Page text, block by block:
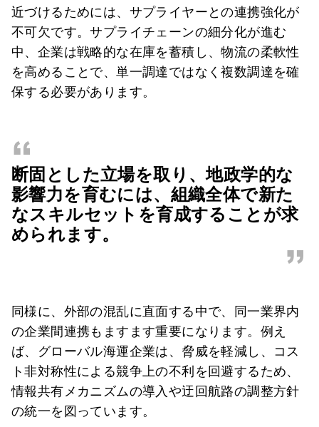
近づけるためには、サプライヤーとの連携強化が
不可欠です。サプライチェーンの細分化が進む
中、企業は戦略的な在庫を蓄積し、物流の柔軟性
を高めることで、単一調達ではなく複数調達を確
保する必要があります。
“
断固とした立場を取り、地政学的な
影響力を育むには、組織全体で新た
なスキルセットを育成することが求
められます。
”
同様に、外部の混乱に直面する中で、同一業界内
の企業間連携もますます重要になります。例え
ば、グローバル海運企業は、脅威を軽減し、コス
ト非対称性による競争上の不利を回避するため、
情報共有メカニズムの導入や迂回航路の調整方針
の統一を図っています。